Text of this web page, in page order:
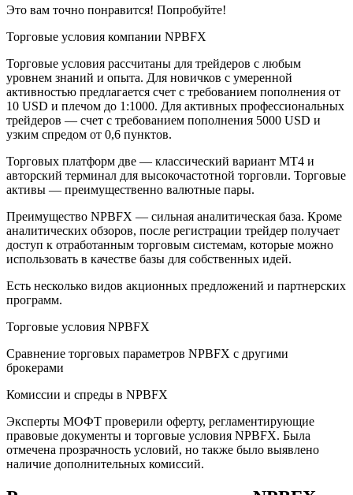
Это вам точно понравится! Попробуйте!
Торговые условия компании NPBFX
Торговые условия рассчитаны для трейдеров с любым
уровнем знаний и опыта. Для новичков с умеренной
активностью предлагается счет с требованием пополнения от
10 USD и плечом до 1:1000. Для активных профессиональных
трейдеров — счет с требованием пополнения 5000 USD и
узким спредом от 0,6 пунктов.
Торговых платформ две — классический вариант МТ4 и
авторский терминал для высокочастотной торговли. Торговые
активы — преимущественно валютные пары.
Преимущество NPBFX — сильная аналитическая база. Кроме
аналитических обзоров, после регистрации трейдер получает
доступ к отработанным торговым системам, которые можно
использовать в качестве базы для собственных идей.
Есть несколько видов акционных предложений и партнерских
программ.
Торговые условия NPBFX
Сравнение торговых параметров NPBFX с другими
брокерами
Комиссии и спреды в NPBFX
Эксперты МОФТ проверили оферту, регламентирующие
правовые документы и торговые условия NPBFX. Была
отмечена прозрачность условий, но также было выявлено
наличие дополнительных комиссий.